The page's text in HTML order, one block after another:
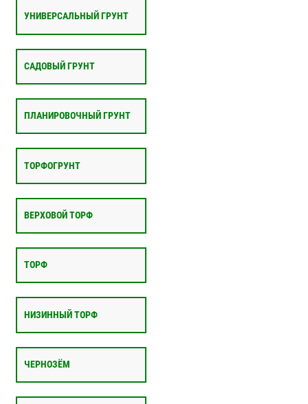
УНИВЕРСАЛЬНЫЙ ГРУНТ
САДОВЫЙ ГРУНТ
ПЛАНИРОВОЧНЫЙ ГРУНТ
ТОРФОГРУНТ
ВЕРХОВОЙ ТОРФ
ТОРФ
НИЗИННЫЙ ТОРФ
ЧЕРНОЗЁМ